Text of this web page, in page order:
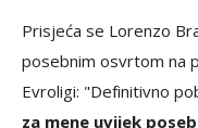
Prisjeća se Lorenzo
posebnim osvrtom na
Evroligi: "Definitivno
za mene uvijek